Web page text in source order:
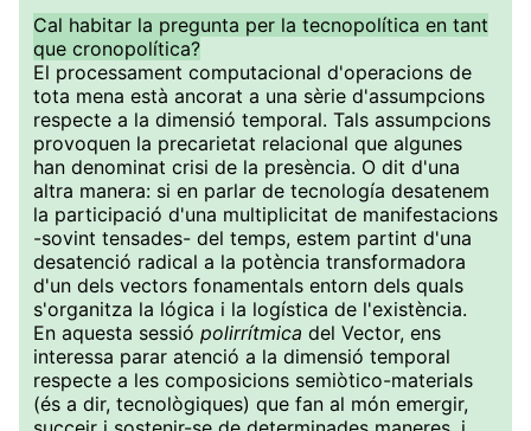
Cal habitar la pregunta per la tecnopolítica en tant
que cronopolítica?
El processament computacional d'operacions de
tota mena està ancorat a una sèrie d'assumpcions
respecte a la dimensió temporal. Tals assumpcions
provoquen la precarietat relacional que algunes
han denominat crisi de la presència. O dit d'una
altra manera: si en parlar de tecnología desatenem
la participació d'una multiplicitat de manifestacions
-sovint tensades- del temps, estem partint d'una
desatenció radical a la potència transformadora
d'un dels vectors fonamentals entorn dels quals
s'organitza la lógica i la logística de l'existència.
En aquesta sessió polirrítmica del Vector, ens
interessa parar atenció a la dimensió temporal
respecte a les composicions semiòtico-materials
(és a dir, tecnològiques) que fan al món emergir,